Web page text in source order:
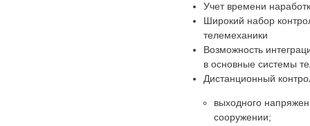
Учет времени
Широкий набор
телемеханики
Возможность
в основные системы
Дистанционный
выходного
сооружении;